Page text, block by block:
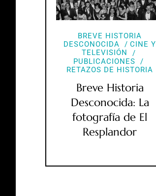
BREVE HISTORIA
DESCONOCIDA
CINE Y
TELEVISIÓN
PUBLICACIONES
RETAZOS DE HISTORIA
Breve Historia
Desconocida: La
fotografía de El
Resplandor